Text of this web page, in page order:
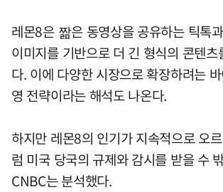
레몬8은 짦은 동영상을 공유하는 틱톡
이미지를 기반으로 더 긴 형식의 콘텐
다. 이에 다양한 시장으로 확장하려는
영 전략이라는 해석도 나온다.
하지만 레몬8의 인기가 지속적으로 오
럼 미국 당국의 규제와 감시를 받을 수
CNBC는 분석했다.